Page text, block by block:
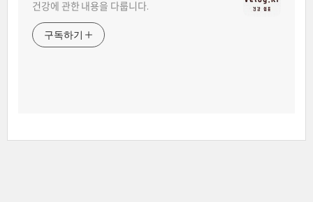
건강에 관한 내용을 다룹니다.
구독하기